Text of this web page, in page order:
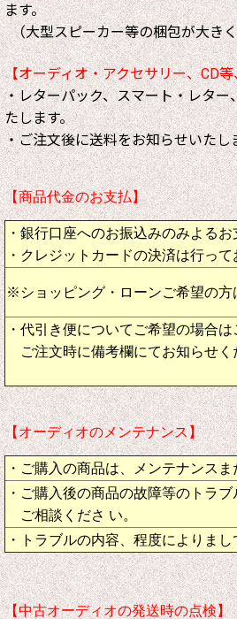
ます。
（大型スピーカー等の梱包が大き
【オーディオ・アクセサリー、CD
・レターパック、スマート・レター
たします。
・ご注文後に送料をお知らせいたし
【商品代金のお支払】
・銀行口座へのお振込みのみよる
・クレジットカードの決済は行って
※ショッピング・ローンご希望の
・代引き便についてご希望の場合は
ご注文時に備考欄にてお知らせく
【オーディオのメンテナンス】
・ご購入の商品は、メンテナンス
・ご購入後の商品の故障等のトラ
ご相談くださ い。
・トラブルの内容、程度によりま
【中古オーディオの発送時の点検】